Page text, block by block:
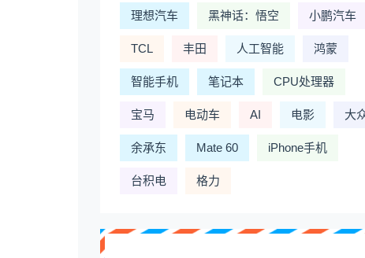
理想汽车 黑神话：悟空 小鹏汽车
TCL 丰田 人工智能 鸿蒙
智能手机 笔记本 CPU处理器
宝马 电动车 AI 电影 大
余承东 Mate 60 iPhone手机
台积电 格力